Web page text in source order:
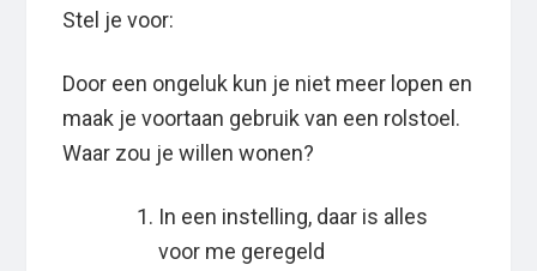
Stel je voor:
Door een ongeluk kun je niet meer lopen en
maak je voortaan gebruik van een rolstoel.
Waar zou je willen wonen?
In een instelling, daar is alles
voor me geregeld